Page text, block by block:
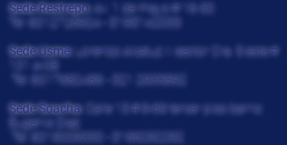
Sede Restrepo: Av. 1 de mayo # 16-30
Tel: 6012726924- 3195142033
Sede Usme: Lorenzo Alcatuz II sector Cra. 5 este #
101 A-08
Tel: 6017682486 - 321 2935892
Sede Soacha: Calle 13 # 9-69 tercer piso barrio
Eugenio Diaz
Tel: 6019009330 - 3166292292